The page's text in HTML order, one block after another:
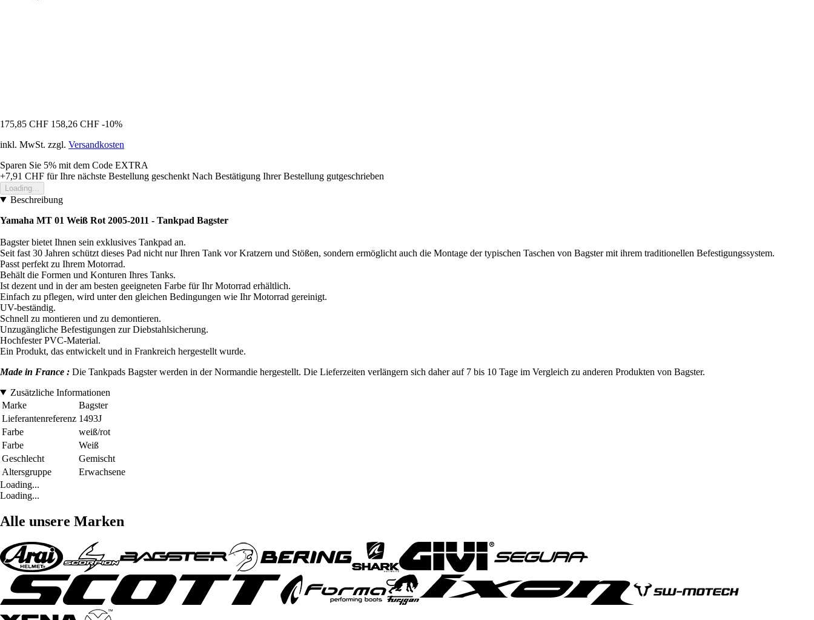
175,85 CHF 158,26 CHF -10%
inkl. MwSt. zzgl. Versandkosten
Sparen Sie 5% mit dem Code EXTRA
+7,91 CHF für Ihre nächste Bestellung geschenkt Nach Bestätigung Ihrer Bestellung gutgeschrieben
Loading...
Beschreibung
Yamaha MT 01 Weiß Rot 2005-2011 - Tankpad Bagster
Bagster bietet Ihnen sein exklusives Tankpad an.
Seit fast 30 Jahren schützt dieses Pad nicht nur Ihren Tank vor Kratzern und Stößen, sondern ermöglicht auch die Montage der typischen Taschen von Bagster mit ihrem traditionellen Befestigungssystem.
Passt perfekt zu Ihrem Motorrad.
Behält die Formen und Konturen Ihres Tanks.
Ist dezent und in der am besten geeigneten Farbe für Ihr Motorrad erhältlich.
Einfach zu pflegen, wird unter den gleichen Bedingungen wie Ihr Motorrad gereinigt.
UV-beständig.
Schnell zu montieren und zu demontieren.
Unzugängliche Befestigungen zur Diebstahlsicherung.
Hochfester PVC-Material.
Ein Produkt, das entwickelt und in Frankreich hergestellt wurde.
Made in France : Die Tankpads Bagster werden in der Normandie hergestellt. Die Lieferzeiten verlängern sich daher auf 7 bis 10 Tage im Vergleich zu anderen Produkten von Bagster.
Zusätzliche Informationen
Marke
Bagster
Lieferantenreferenz 1493J
Farbe
weiß/rot
Farbe
Weiß
Geschlecht
Gemischt
Altersgruppe
Erwachsene
Loading...
Loading...
Alle unsere Marken